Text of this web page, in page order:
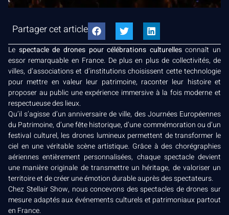
Partager cet article
Le spectacle de drones pour célébrations culturellesconnaît un
essor remarquable en France. De plus en plus de collectivités, de
villes, d’associations et d’institutions choisissent cette technologie
pour mettre en valeur leur patrimoine, raconter leur histoire et
proposer au public une expérience immersive à la fois moderne et
respectueuse des lieux.
Qu’il s’agisse d’un anniversaire de ville, des Journées Européennes
du Patrimoine, d’une fête historique, d’une commémoration ou d’un
festival culturel, les drones lumineux permettent de transformer le
ciel en une véritable scène artistique. Grâce à des chorégraphies
aériennes entièrement personnalisées, chaque spectacle devient
une manière originale de transmettre un héritage, de valoriser un
territoire et de créer une émotion durable auprès des spectateurs.
Chez Stellair Show, nous concevons des spectacles de drones sur
mesure adaptés aux événements culturels et patrimoniaux partout
en France.